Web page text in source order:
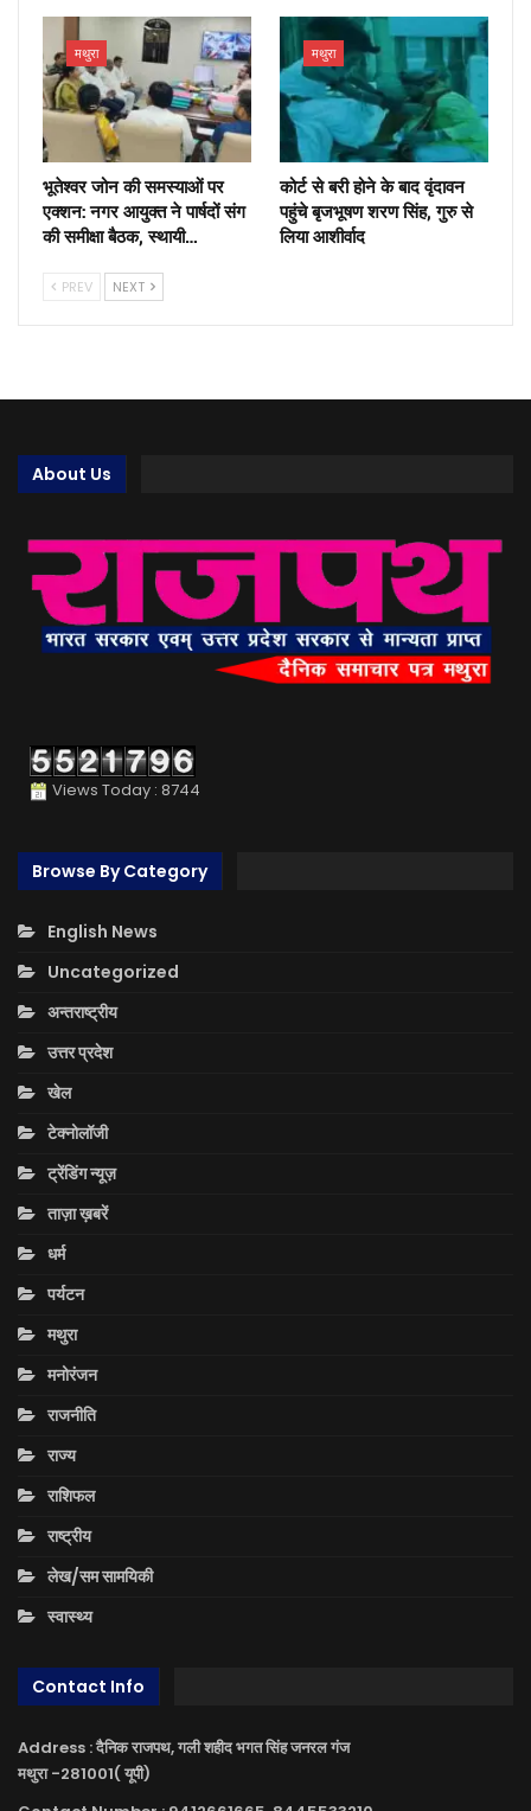
मथुरा
भूतेश्वर जोन की समस्याओं पर
एक्शन: नगर आयुक्त ने पार्षदों संग
की समीक्षा बैठक, स्थायी…
मथुरा
कोर्ट से बरी होने के बाद वृंदावन
पहुंचे बृजभूषण शरण सिंह, गुरु से
लिया आशीर्वाद
PREV NEXT
About Us
Views Today : 8744
Browse By Category
English News
Uncategorized
अन्तराष्ट्रीय
उत्तर प्रदेश
खेल
टेक्नोलॉजी
ट्रेंडिंग न्यूज़
ताज़ा ख़बरें
धर्म
पर्यटन
मथुरा
मनोरंजन
राजनीति
राज्य
राशिफल
राष्ट्रीय
लेख/सम सामयिकी
स्वास्थ्य
Contact Info
Address : दैनिक राजपथ, गली शहीद भगत सिंह जनरल गंज
मथुरा -281001( यूपी)